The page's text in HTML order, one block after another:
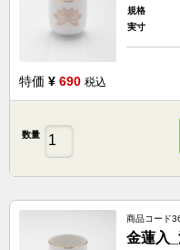
規格
実寸
特価 ¥ 690 税込
数量
商品コード
金蓮入